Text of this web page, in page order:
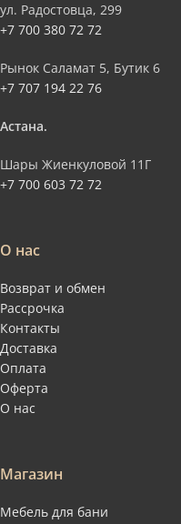
ул. Радостовца, 299
+7 700 380 72 72
Рынок Саламат 5, Бутик 6
+7 707 194 22 76
Астана.
Шары Жиенкуловой 11Г
+7 700 603 72 72
О нас
Возврат и обмен
Рассрочка
Контакты
Доставка
Оплата
Оферта
О нас
Магазин
Мебель для бани